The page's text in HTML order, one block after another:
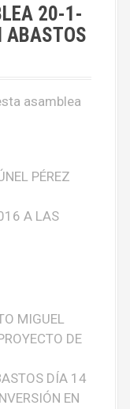
20-1-
ABASTOS
asamblea
PÉREZ
A LAS
MIGUEL
DE
DÍA 14
EN